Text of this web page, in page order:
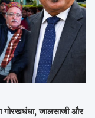
जालसाजी और